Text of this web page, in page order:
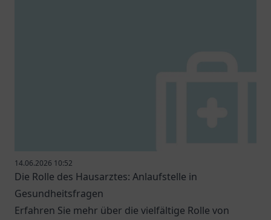
14.06.2026 10:52
Die Rolle des Hausarztes: Anlaufstelle in
Gesundheitsfragen
Erfahren Sie mehr über die vielfältige Rolle von